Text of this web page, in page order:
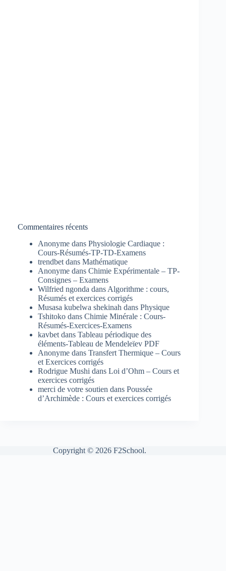
Commentaires récents
Anonyme dans Physiologie Cardiaque :
Cours-Résumés-TP-TD-Examens
trendbet dans Mathématique
Anonyme dans Chimie Expérimentale – TP-
Consignes – Examens
Wilfried ngonda dans Algorithme : cours,
Résumés et exercices corrigés
Musasa kubelwa shekinah dans Physique
Tshitoko dans Chimie Minérale : Cours-
Résumés-Exercices-Examens
kavbet dans Tableau périodique des
éléments-Tableau de Mendeleïev PDF
Anonyme dans Transfert Thermique – Cours
et Exercices corrigés
Rodrigue Mushi dans Loi d’Ohm – Cours et
exercices corrigés
merci de votre soutien dans Poussée
d’Archimède : Cours et exercices corrigés
Copyright © 2026 F2School.